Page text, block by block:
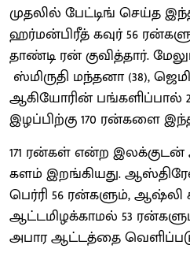
முதலில் பேட்டிங் செய்த
ஹர்மன்பிரீத் கவுர் 56
தாண்டி ரன் குவித்தார்.
ஸ்மிருதி மந்தனா (38),
ஆகியோரின் பங்களிப்பால்
இழப்பிற்கு 170 ரன்களை
171 ரன்கள் என்ற
களம் இறங்கியது.
பெர்ரி 56 ரன்களும், ஆஷ்லி
ஆட்டமிழக்காமல் 53
அபார ஆட்டத்தை